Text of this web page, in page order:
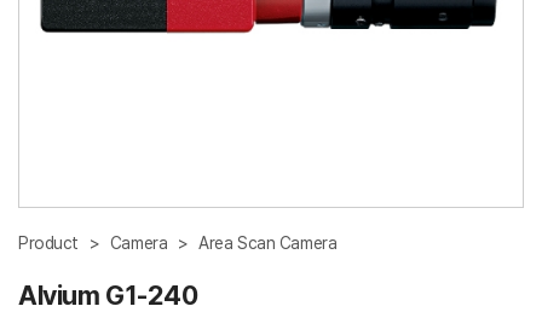
Product > Camera > Area Scan Camera
Alvium G1-240